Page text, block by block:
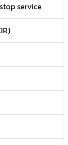
service